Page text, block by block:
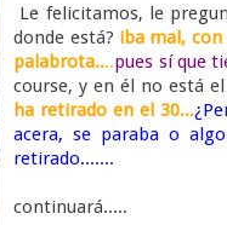
Le felicitamos, le
donde está? iba mal, con
palabrota....pues sí que
course, y en él no está
ha retirado en el 30...
acera, se paraba o
retirado.......
continuará.....